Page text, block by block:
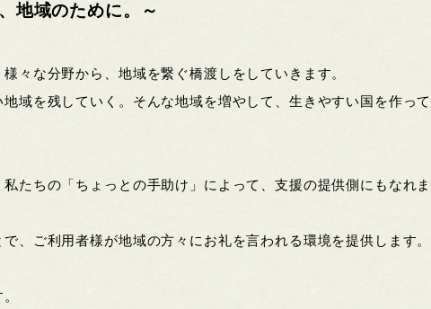
地域のために。～
々な分野から、地域を繋ぐ橋渡しをしていきます。
域を残していく。そんな地域を増やして、生きやすい国を作っ
たちの「ちょっとの手助け」によって、支援の提供側にもなれま
、ご利用者様が地域の方々にお礼を言われる環境を提供します。